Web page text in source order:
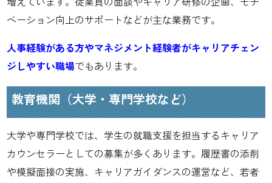
増えています。従業員の面談やキャリア研修の企画、モチ
ベーション向上のサポートなどが主な業務です。
人事経験がある方やマネジメント経験者がキャリアチェン
ジしやすい職場でもあります。
教育機関（大学・専門学校など）
大学や専門学校では、学生の就職支援を担当するキャリア
カウンセラーとしての募集が多くあります。履歴書の添削
や模擬面接の実施、キャリアガイダンスの運営など、若者